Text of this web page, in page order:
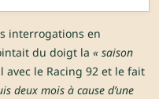
interrogations en
du doigt la « saison
avec le Racing 92 et le fait
deux mois à cause d’une